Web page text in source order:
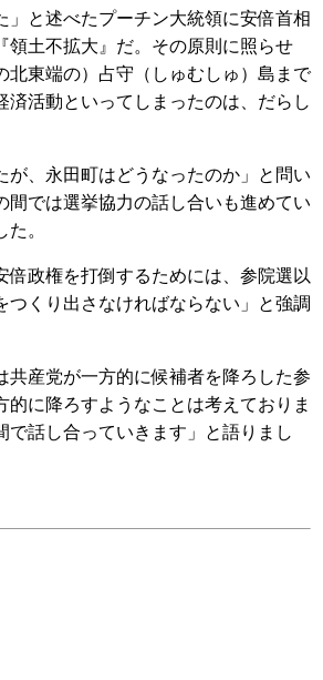
と述べたプーチン大統領に安倍首相
領土不拡大』だ。その原則に照らせ
北東端の）占守（しゅむしゅ）島まで
活動といってしまったのは、だらし
、永田町はどうなったのか」と問い
では選挙協力の話し合いも進めてい
。
政権を打倒するためには、参院選以
つくり出さなければならない」と強調
産党が一方的に候補者を降ろした参
に降ろすようなことは考えておりま
話し合っていきます」と語りまし